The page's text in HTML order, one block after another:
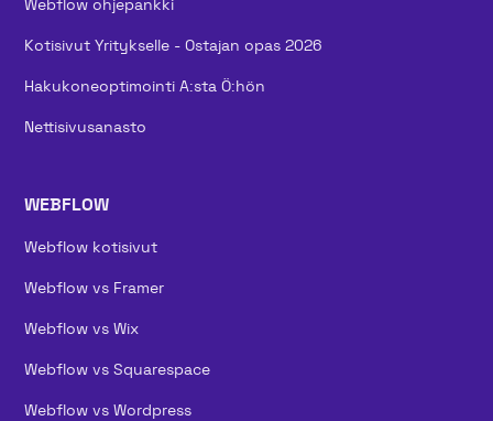
Kotisivut Yritykselle - Ostajan opas 2026
Hakukoneoptimointi A:sta Ö:hön
Nettisivusanasto
WEBFLOW
Webflow kotisivut
Webflow vs Framer
Webflow vs Wix
Webflow vs Squarespace
Webflow vs Wordpress